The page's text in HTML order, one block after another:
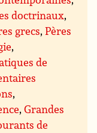
doctrinaux,
grecs,Pères
,
de
,
,Grandes
de